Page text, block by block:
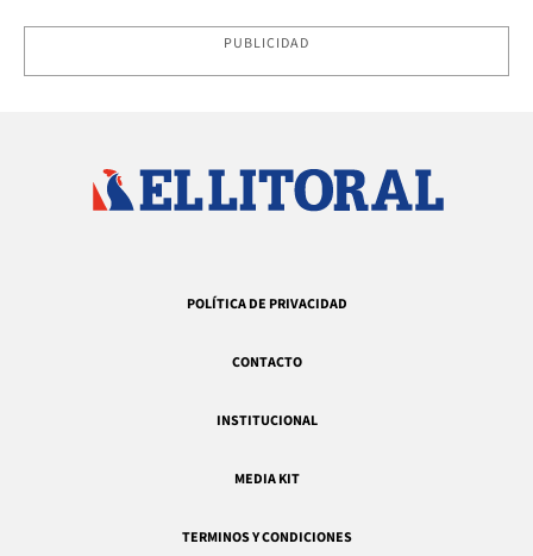
PUBLICIDAD
POLÍTICA DE PRIVACIDAD
CONTACTO
INSTITUCIONAL
MEDIA KIT
TERMINOS Y CONDICIONES